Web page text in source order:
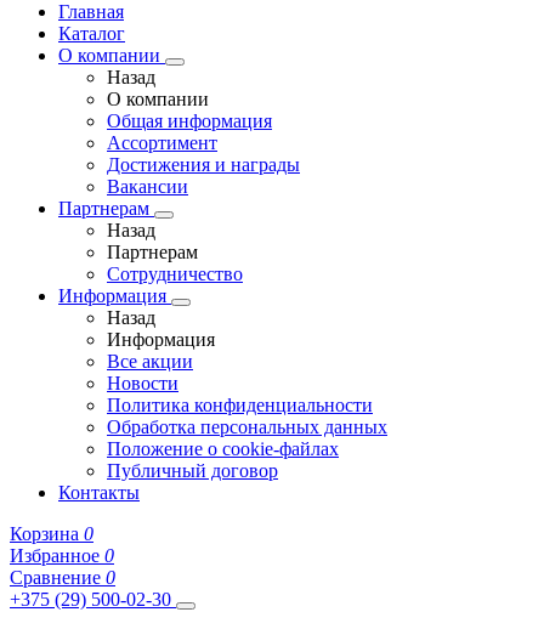
Главная
Каталог
О компании
Назад
О компании
Общая информация
Ассортимент
Достижения и награды
Вакансии
Партнерам
Назад
Партнерам
Сотрудничество
Информация
Назад
Информация
Все акции
Новости
Политика конфиденциальности
Обработка персональных данных
Положение о cookie-файлах
Публичный договор
Контакты
Корзина 0
Избранное 0
Сравнение 0
+375 (29) 500-02-30